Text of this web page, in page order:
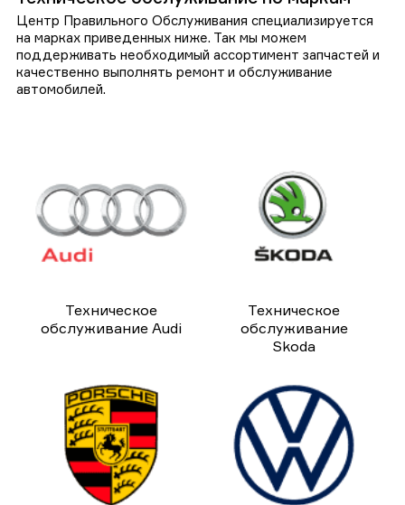
Центр Правильного Обслуживания специализируется
на марках приведенных ниже. Так мы можем
поддерживать необходимый ассортимент запчастей и
качественно выполнять ремонт и обслуживание
автомобилей.
Техническое
обслуживание Audi
Техническое
обслуживание
Skoda